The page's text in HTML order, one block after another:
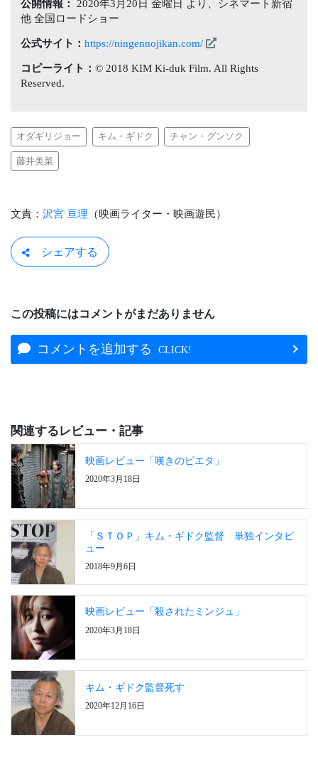
公開情報：
2020年3月20日 金曜日 より、シネマート新宿
他 全国ロードショー
公式サイト：https://ningennojikan.com/
コピーライト：© 2018 KIM Ki-duk Film. All Rights
Reserved.
オダギリジョー キム・ギドク チャン・グンソク
藤井美菜
文責： 沢宮 亘理 （映画ライター・映画遊民）
シェアする
この投稿にはコメントがまだありません
コメントを追加する CLICK!
関連するレビュー・記事
映画レビュー「嘆きのピエタ」
2020年3月18日
「ＳＴＯＰ」キム・ギドク監督 単独インタビ
ュー
2018年9月6日
映画レビュー「殺されたミンジュ」
2020年3月18日
キム・ギドク監督死す
2020年12月16日